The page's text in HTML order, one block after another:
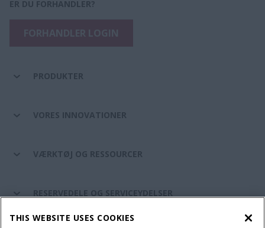
ER DU FORHANDLER?
PRODUKTER
VORES INNOVATIONER
VÆRKTØJ OG RESSOURCER
RESERVEDELE OG SERVICEYDELSER
THIS WEBSITE USES COOKIES